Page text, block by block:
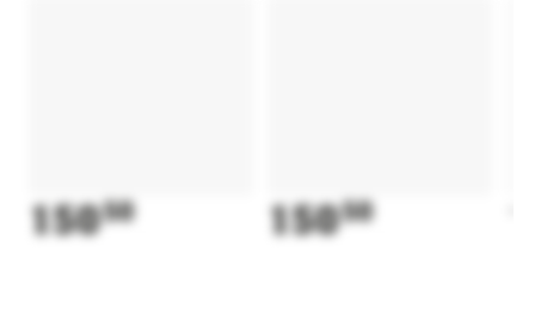
15050 15050